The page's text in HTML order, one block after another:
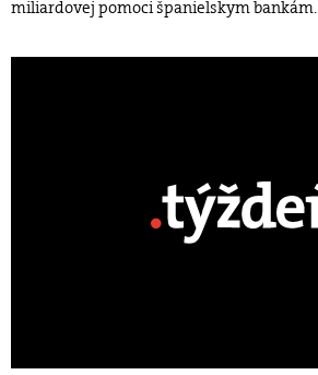
miliardovej pomoci španielskym bankám.